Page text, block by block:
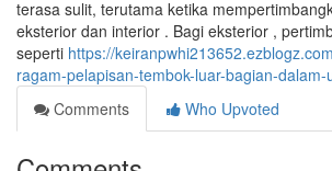
terasa sulit, terutama ketika
eksterior dan interior . Bagi eksterior ,
seperti https://
ragam-pelapisan-tembok-luar-bagian-dalam-
Comments
Who Upvoted